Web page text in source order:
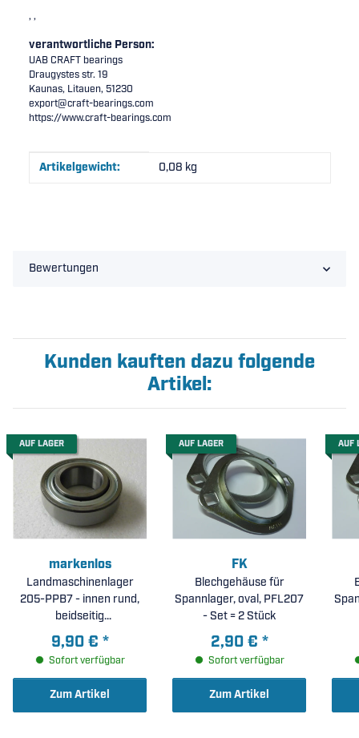
, ,
verantwortliche Person:
UAB CRAFT bearings
Draugystes str. 19
Kaunas, Litauen, 51230
export@craft-bearings.com
https://www.craft-bearings.com
Produkteigenschaft
Wert
Artikelgewicht: 0,08 kg
Bewertungen
Kunden kauften dazu folgende
Artikel:
AUF LAGER
markenlos
Landmaschinenlager
205-PPB7 - innen rund,
beidseitig
Stahldeckscheiben,
Außenring ballig (
23,81x52x34,92mm )
9,90 € *
Sofort verfügbar
Zum Artikel
AUF LAGER
FK
Blechgehäuse für
Spannlager, oval, PFL207
- Set = 2 Stück
2,90 € *
Sofort verfügbar
Zum Artikel
AUF